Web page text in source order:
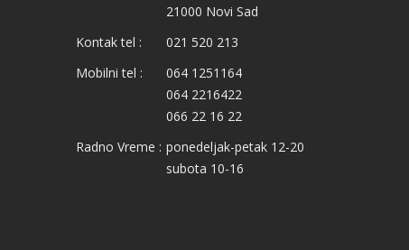
21000 Novi Sad
Kontak tel :
021 520 213
Mobilni tel :
064 1251164
064 2216422
066 22 16 22
Radno Vreme : ponedeljak-petak 12-20
subota 10-16